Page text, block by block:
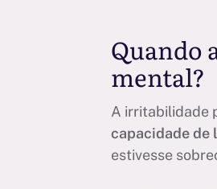
Quando
mental?
A irritabilidade
capacidade de
estivesse